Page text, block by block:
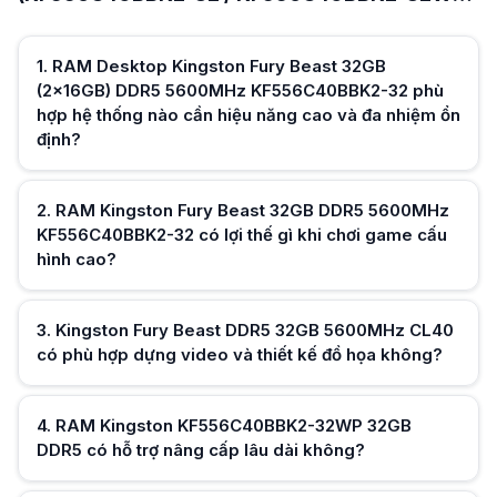
Kingston Fury Beast DDR5 32GB 5600MHz CL40 có phù hợp dựng
RAM Kingston KF556C40BBK2-32WP 32GB DDR5 có hỗ trợ nâng cấp
Kingston Fury Beast DDR5 32GB cho nền tảng mới, dễ nâng cấp CPU
RAM Kingston Fury Beast KF556C40BBK2-32 có hỗ trợ dual channel
Kingston Fury Beast 32GB gồm 2x16GB chạy dual channel tối ưu hiệu
Kingston Fury Beast tản nhiệt đen không LED phù hợp build tối giản,
Kingston Fury Beast 32GB DDR5 5600MHz có tương thích mainboard
Kingston Fury Beast DDR5 tương thích main hỗ trợ DDR5, cần kiểm tra
RAM Kingston Fury Beast KF556C40BBK2-32 có độ trễ CL40 ảnh
CL40 trên DDR5 vẫn cho hiệu năng cao nhờ xung 5600MHz, thực tế
1. RAM Desktop Kingston Fury Beast 32GB
(2x16GB) DDR5 5600MHz KF556C40BBK2-32 phù
hợp hệ thống nào cần hiệu năng cao và đa nhiệm ổn
định?
2. RAM Kingston Fury Beast 32GB DDR5 5600MHz
KF556C40BBK2-32 có lợi thế gì khi chơi game cấu
hình cao?
3. Kingston Fury Beast DDR5 32GB 5600MHz CL40
có phù hợp dựng video và thiết kế đồ họa không?
4. RAM Kingston KF556C40BBK2-32WP 32GB
DDR5 có hỗ trợ nâng cấp lâu dài không?